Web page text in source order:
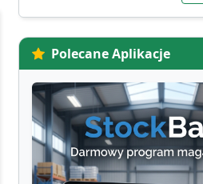
Polecane Aplikacje